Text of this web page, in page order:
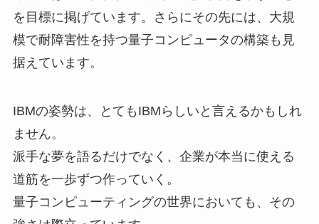
を目標に掲げています。さらにその先には、大規
模で耐障害性を持つ量子コンピュータの構築も見
据えています。
IBMの姿勢は、とてもIBMらしいと言えるかもしれ
ません。
派手な夢を語るだけでなく、企業が本当に使える
道筋を一歩ずつ作っていく。
量子コンピューティングの世界においても、その